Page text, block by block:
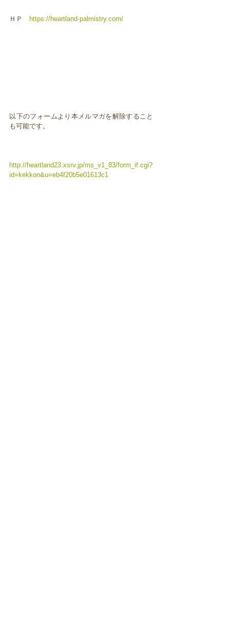
ＨＰhttps://heartland-palmistry.com/
以下のフォームより本メルマガを解除すること
も可能です。
http://heartland23.xsrv.jp/ms_v1_83/form_if.cgi?
id=kekkon&u=eb4f20b5e01613c1